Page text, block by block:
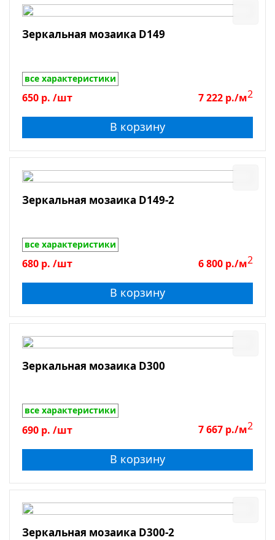
Зеркальная мозаика D149
все характеристики
650 р. /шт 7 222 р./м2
В корзину
Зеркальная мозаика D149-2
все характеристики
680 р. /шт 6 800 р./м2
В корзину
Зеркальная мозаика D300
все характеристики
690 р. /шт 7 667 р./м2
В корзину
Зеркальная мозаика D300-2